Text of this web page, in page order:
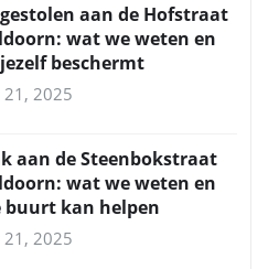
aan de Hofstraat
wat we weten en
beschermt
21, 2025
aan de Steenbokstraat
wat we weten en
buurt kan helpen
21, 2025